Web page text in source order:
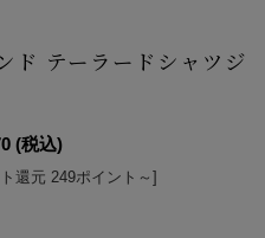
テーラードシャツジ
(税込)
還元 249ポイント～]